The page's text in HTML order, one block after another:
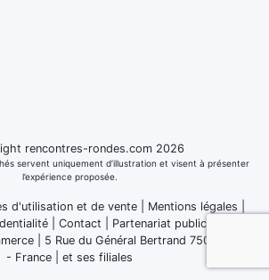
rencontres-rondes.com 2026
servent uniquement d’illustration et visent à présenter
l’expérience proposée.
d'utilisation et de vente| Mentions légales
Contact
Partenariat publicitaire
| 5 Rue du Général Bertrand 75007 Paris
- France
et ses filiales